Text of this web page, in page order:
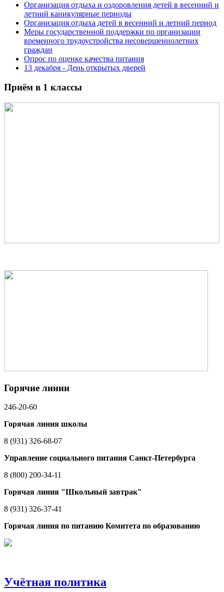
Организация отдыха и оздоровления детей в весенний и
летний каникулярные периоды
Организация отдыха детей в весенний и летний период
Меры государственной поддержки по организации
временного трудоустройства несовершеннолетних
граждан
Опрос по оценке качества питания
13 декабря - День открытых дверей
Приём в 1 классы
Горячие линии
246-20-60
Горячая линия школы
8 (931) 326-68-07
Управление социального питания Санкт-Петербурга
8 (800) 200-34-11
Горячая линия "Школьный завтрак"
8 (931) 326-37-41
Горячая линия по питанию Комитета по образованию
Учётная политика